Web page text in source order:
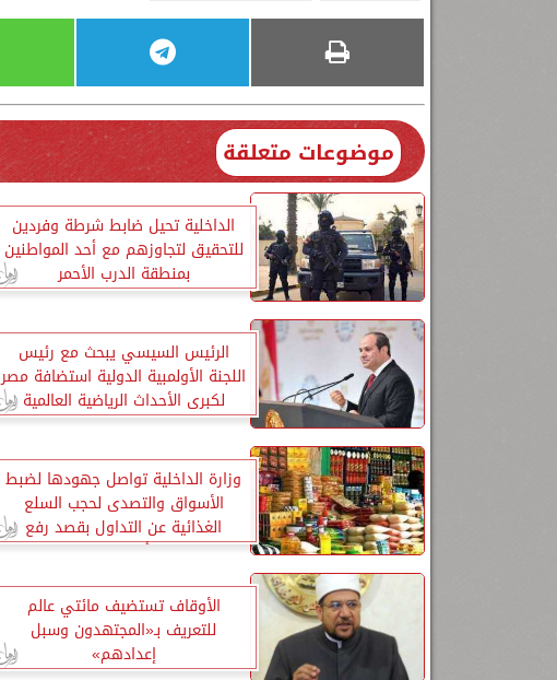
موضوعات متعلقة
الداخلية تحيل ضابط شرطة وفردين
للتحقيق لتجاوزهم مع أحد المواطنين
بمنطقة الدرب الأحمر
الرئيس السيسي يبحث مع رئيس
اللجنة الأولمبية الدولية استضافة مصر
لكبرى الأحداث الرياضية العالمية
وزارة الداخلية تواصل جهودها لضبط
الأسواق والتصدى لحجب السلع
الغذائية عن التداول بقصد رفع
أسعارها
الأوقاف تستضيف مائتي عالم
للتعريف بـ«المجتهدون وسبل
إعدادهم»